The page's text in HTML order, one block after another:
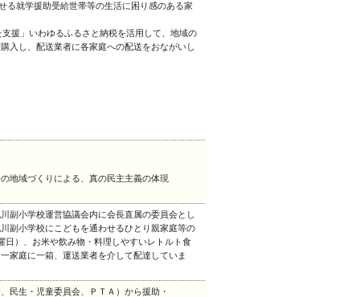
る就学援助受給世帯等の生活に困り感のある家
援」いわゆるふるさと納税を活用して、地域の
入し、配送業者に各家庭への配送をおながいし
地域づくりによる、真の民主主義の体現
副小学校運営協議会内に会長直属の委員会とし
副小学校にこどもを通わせるひとり親家庭等の
）、お米や飲み物・料理しやすいレトルト食
家庭に一箱、運送業者を介して配達していま
民生・児童委員会、ＰＴＡ）から援助・